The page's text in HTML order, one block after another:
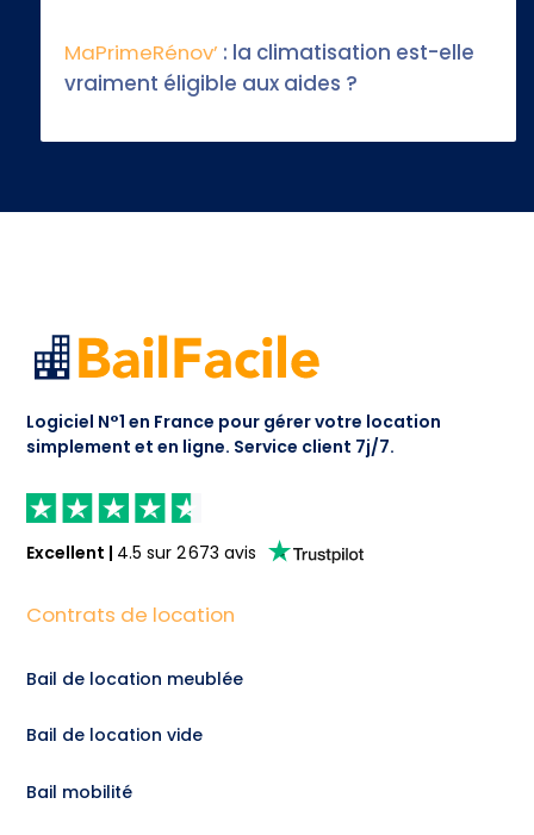
MaPrimeRénov’ : la climatisation est-elle
vraiment éligible aux aides ?
Logiciel N°1 en France pour gérer votre location
simplement et en ligne. Service client 7j/7.
Excellent | 4.5 sur2 673 avis
Contrats de location
Bail de location meublée
Bail de location vide
Bail mobilité